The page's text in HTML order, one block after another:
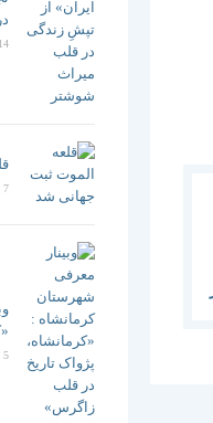
14 مرداد 1405
7 مرداد 1405
5 مرداد 1405